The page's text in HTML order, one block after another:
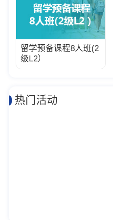
留学预备课程8人班(2
级L2）
热门活动